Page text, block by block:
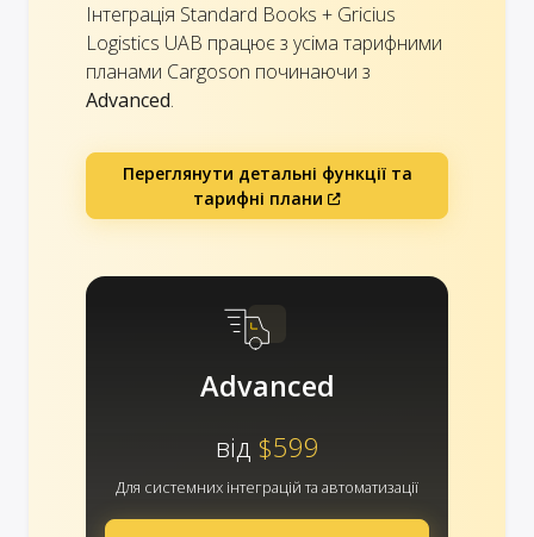
Інтеграція Standard Books + Gricius
Logistics UAB працює з усіма тарифними
планами Cargoson починаючи з
Advanced.
Переглянути детальні функції та
тарифні плани
Advanced
від $599
Для системних інтеграцій та автоматизації